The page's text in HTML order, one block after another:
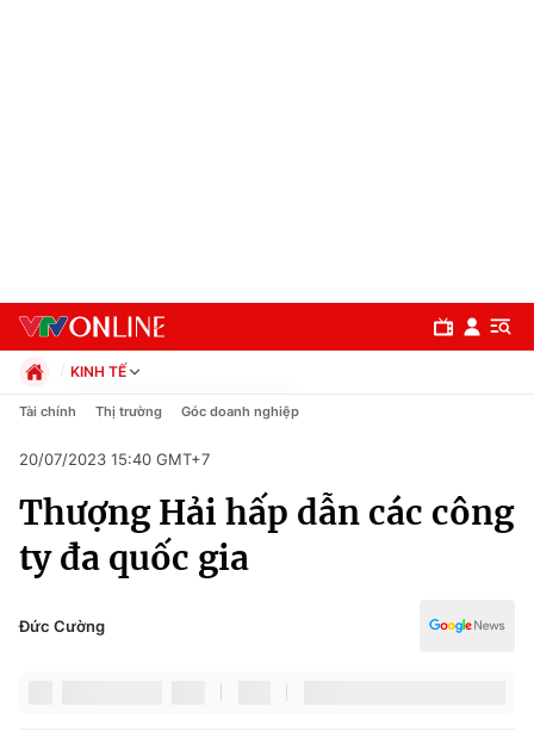
Chuyên mục
Chính trị
KINH TẾ
Chính trị
Pháp luật
Kinh tế
Thể thao
Truyền hình
Y tế
Tài chính Thị trường Góc doanh nghiệp
20/07/2023 15:40 GMT+7
Thượng Hải hấp dẫn các công
ty đa quốc gia
Đức Cường